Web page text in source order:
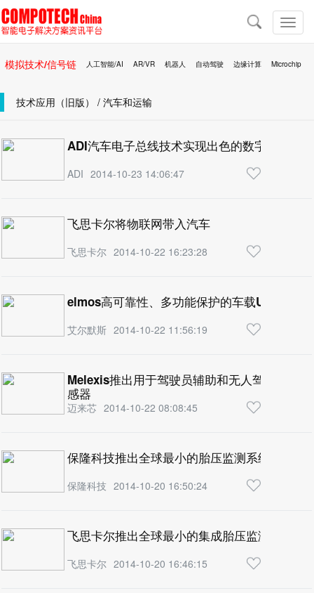
切
换
航
导
航
模拟技术/信号链 人工智能/AI AR/VR 机器人 自动驾驶 边缘计算 Microchip
技术应用（旧版） / 汽车和运输
ADI汽车电子总线技术实现出色的数字音频质量
ADI 2014-10-23 14:06:47
飞思卡尔将物联网带入汽车
飞思卡尔 2014-10-22 16:23:28
elmos高可靠性、多功能保护的车载USB充电
艾尔默斯 2014-10-22 11:56:19
Melexis推出用于驾驶员辅助和无人驾驶的汽
感器
迈来芯 2014-10-22 08:08:45
保隆科技推出全球最小的胎压监测系统模块
保隆科技 2014-10-20 16:50:24
飞思卡尔推出全球最小的集成胎压监测系统
飞思卡尔 2014-10-20 16:46:15